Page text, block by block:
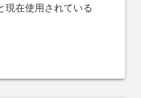
現在使用されている